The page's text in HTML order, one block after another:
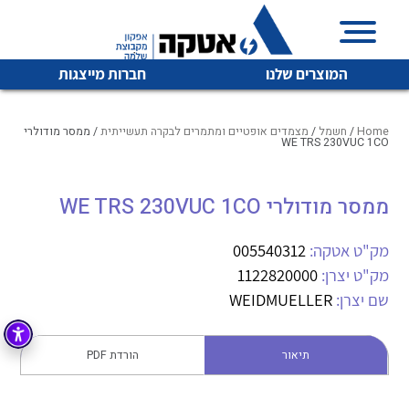
המוצרים שלנו חברות מייצגות
איכות | שרות | זמינות
והפצה של מוצרי
מיתוג, בקרה , ואינסטלציה חשמלית ופעילה ב7 תחומים:
חשמל מיתוג ואינסטלציה חשמלית
בקרה
זיווד
לכל מוצרי היצרן לכל מוצרי היצרן
לכל מוצרי היצרן לכל מוצרי היצרן
Home
/ חשמל / מצמדים אופטיים ומתמרים לבקרה תעשייתית/ ממסר מודולרי
WE TRS 230VUC 1CO
ממסר מודולרי WE TRS 230VUC 1CO
מק"ט אטקה: 005540312
מק"ט יצרן: 1122820000
שם יצרן: WEIDMUELLER
תיאור הורדת PDF